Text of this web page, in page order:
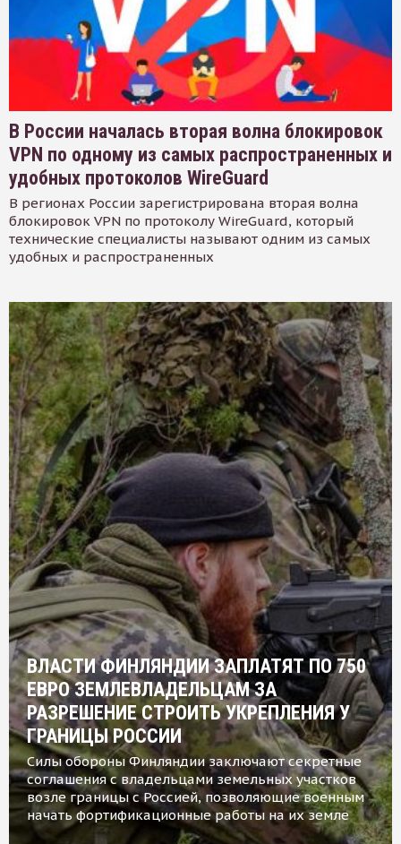
В России началась вторая волна блокировок
VPN по одному из самых распространенных и
удобных протоколов WireGuard
В регионах России зарегистрирована вторая волна
блокировок VPN по протоколу WireGuard, который
технические специалисты называют одним из самых
удобных и распространенных
ВЛАСТИ ФИНЛЯНДИИ ЗАПЛАТЯТ ПО 750
ЕВРО ЗЕМЛЕВЛАДЕЛЬЦАМ ЗА
РАЗРЕШЕНИЕ СТРОИТЬ УКРЕПЛЕНИЯ У
ГРАНИЦЫ РОССИИ
Силы обороны Финляндии заключают секретные
соглашения с владельцами земельных участков
возле границы с Россией, позволяющие военным
начать фортификационные работы на их земле